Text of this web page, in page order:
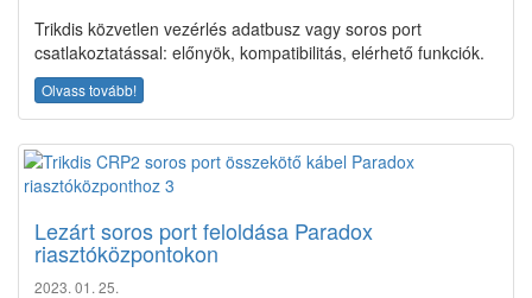
Trikdis közvetlen vezérlés adatbusz vagy soros port
csatlakoztatással: előnyök, kompatibilitás, elérhető funkciók.
Olvass tovább!
Lezárt soros port feloldása Paradox
riasztóközpontokon
2023. 01. 25.